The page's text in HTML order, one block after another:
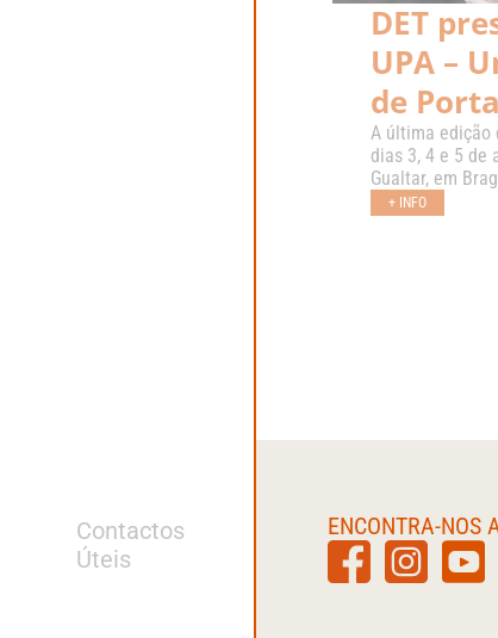
DET
UPA –
de
A última edição
dias 3, 4 e 5 de
Gualtar, em
+ INFO
Contactos
Úteis
ENCONTRA-NOS